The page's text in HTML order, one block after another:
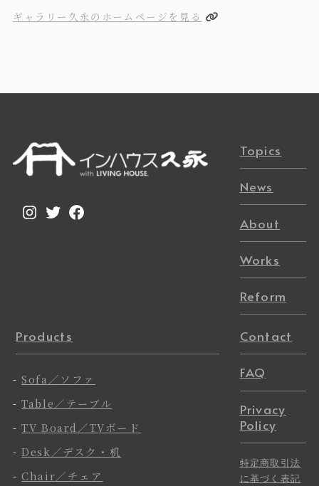
ギャラリー久永のホームページを見る
Instagram
TwitterFacebook
Topics
News
About
Works
Reform
Products
-Sofa／ソファ
-Table／テーブル
-TV Board／TVボード
-Desk／デスク・机
- Chair／チェア
Contact
FAQ
Privacy
Policy
特定商取引法
に基づく表記